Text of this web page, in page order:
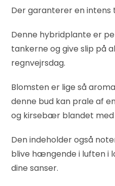
Der garanterer en intens
Denne hybridplante er
tankerne og give slip på
regnvejrsdag.
Blomsten er lige så
denne bud kan prale af
og kirsebær blandet
Den indeholder også
blive hængende i luften i
dine sanser.